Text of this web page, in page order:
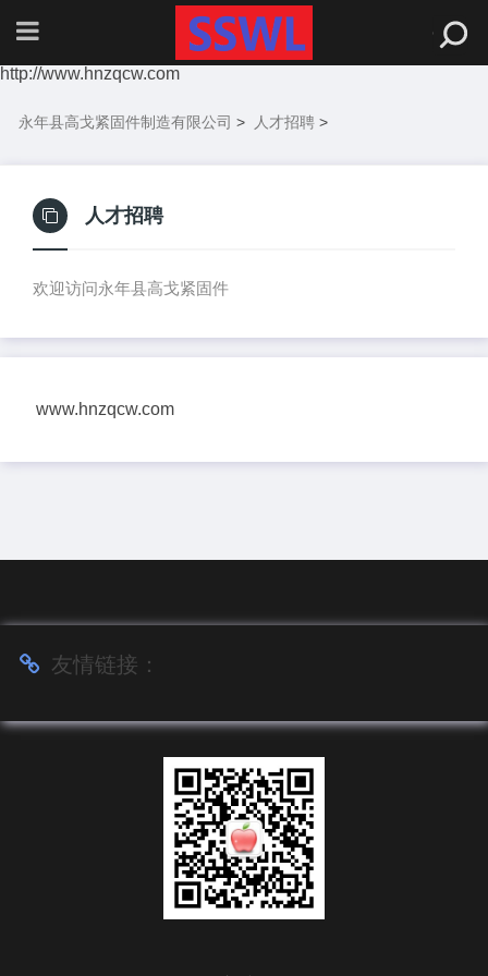
http://www.hnzqcw.com
永年县高戈紧固件制造有限公司 > 人才招聘 >
人才招聘
欢迎访问永年县高戈紧固件
www.hnzqcw.com
友情链接：